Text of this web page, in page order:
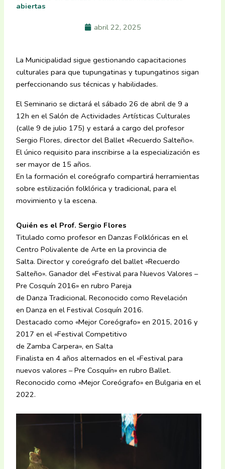
abiertas
abril 22, 2025
La Municipalidad sigue gestionando capacitaciones
culturales para que tupungatinas y tupungatinos sigan
perfeccionando sus técnicas y habilidades.
El Seminario se dictará el sábado 26 de abril de 9 a
12h en el Salón de Actividades Artísticas Culturales
(calle 9 de julio 175) y estará a cargo del profesor
Sergio Flores, director del Ballet «Recuerdo Salteño».
El único requisito para inscribirse a la especialización es
ser mayor de 15 años.
En la formación el coreógrafo compartirá herramientas
sobre estilización folklórica y tradicional, para el
movimiento y la escena.
Quién es el Prof. Sergio Flores
Titulado como profesor en Danzas Folklóricas en el
Centro Polivalente de Arte en la provincia de
Salta. Director y coreógrafo del ballet «Recuerdo
Salteño». Ganador del «Festival para Nuevos Valores –
Pre Cosquín 2016» en rubro Pareja
de Danza Tradicional. Reconocido como Revelación
en Danza en el Festival Cosquín 2016.
Destacado como «Mejor Coreógrafo» en 2015, 2016 y
2017 en el «Festival Competitivo
de Zamba Carpera», en Salta
Finalista en 4 años alternados en el «Festival para
nuevos valores – Pre Cosquín» en rubro Ballet.
Reconocido como «Mejor Coreógrafo» en Bulgaria en el
2022.